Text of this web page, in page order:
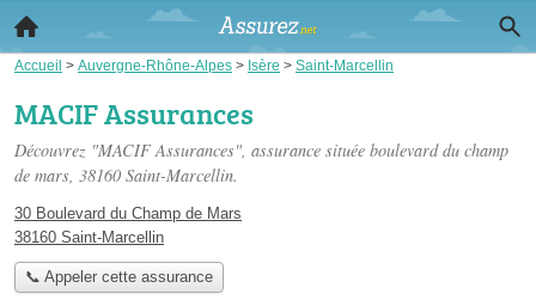
Accueil > Auvergne-Rhône-Alpes > Isère > Saint-Marcellin
MACIF Assurances
Découvrez "MACIF Assurances", assurance située boulevard du champ
de mars, 38160 Saint-Marcellin.
30 Boulevard du Champ de Mars
38160 Saint-Marcellin
📞 Appeler cette assurance